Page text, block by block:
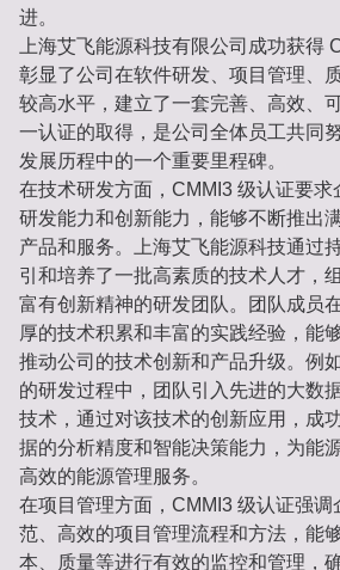
进。
上海艾飞能源科技有限公司成功获得
彰显了公司在软件研发、项目管理、
较高水平，建立了一套完善、高效、
一认证的取得，是公司全体员工共同
发展历程中的一个重要里程碑。
在技术研发方面，CMMI3 级认证要
研发能力和创新能力，能够不断推出
产品和服务。上海艾飞能源科技通过
引和培养了一批高素质的技术人才，
富有创新精神的研发团队。团队成员
厚的技术积累和丰富的实践经验，能
推动公司的技术创新和产品升级。例
的研发过程中，团队引入先进的大数
技术，通过对该技术的创新应用，成
据的分析精度和智能决策能力，为能
高效的能源管理服务。
在项目管理方面，CMMI3 级认证强调
范、高效的项目管理流程和方法，能
本、质量等进行有效的监控和管理，